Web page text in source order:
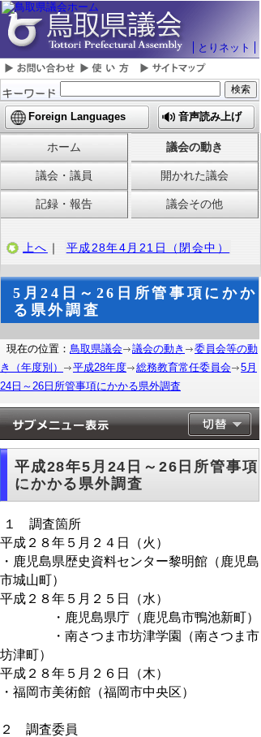
とりネット
Foreign Languages 音声読み上げ
ホーム 議会の動き
議会・議員 開かれた議会
記録・報告 議会その他
上へ ｜ 平成28年4月21日（閉会中）
5月24日～26日所管事項にかか
る県外調査
現在の位置： 鳥取県議会 議会の動き
委員会等の動
き（年度別）
平成28年度 総務教育常任委員会
5月
24日～26日所管事項にかかる県外調査
平成28年5月24日～26日所管事項
にかかる県外調査
１ 調査箇所
平成２８年５月２４日（火）
・鹿児島県歴史資料センター黎明館（鹿児島
市城山町）
平成２８年５月２５日（水）
・鹿児島県庁（鹿児島市鴨池新町）
・南さつま市坊津学園（南さつま市
坊津町）
平成２８年５月２６日（木）
・福岡市美術館（福岡市中央区）
２ 調査委員